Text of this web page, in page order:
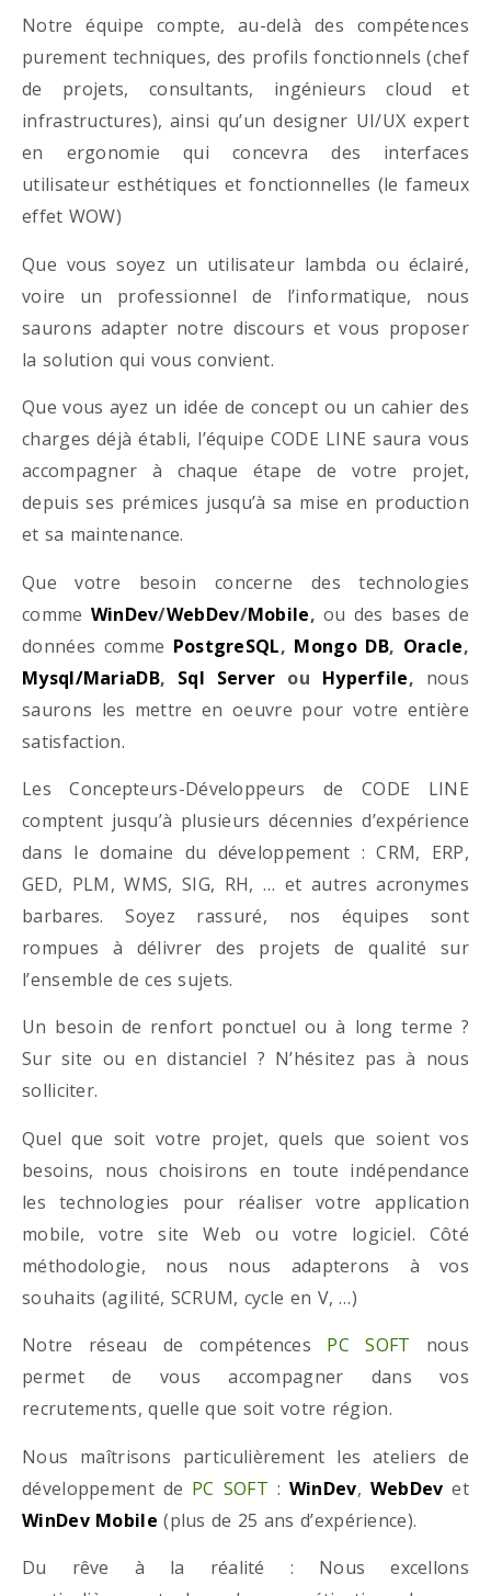
Notre équipe compte, au-delà des compétences
purement techniques, des profils fonctionnels (chef
de projets, consultants, ingénieurs cloud et
infrastructures), ainsi qu’un designer UI/UX expert
en ergonomie qui concevra des interfaces
utilisateur esthétiques et fonctionnelles (le fameux
effet WOW)
Que vous soyez un utilisateur lambda ou éclairé,
voire un professionnel de l’informatique, nous
saurons adapter notre discours et vous proposer
la solution qui vous convient.
Que vous ayez un idée de concept ou un cahier des
charges déjà établi, l’équipe CODE LINE saura vous
accompagner à chaque étape de votre projet,
depuis ses prémices jusqu’à sa mise en production
et sa maintenance.
Que votre besoin concerne des technologies
comme WinDev/WebDev/Mobile, ou des bases de
données comme PostgreSQL, Mongo DB, Oracle,
Mysql/MariaDB, Sql Server ou Hyperfile, nous
saurons les mettre en oeuvre pour votre entière
satisfaction.
Les Concepteurs-Développeurs de CODE LINE
comptent jusqu’à plusieurs décennies d’expérience
dans le domaine du développement : CRM, ERP,
GED, PLM, WMS, SIG, RH, … et autres acronymes
barbares. Soyez rassuré, nos équipes sont
rompues à délivrer des projets de qualité sur
l’ensemble de ces sujets.
Un besoin de renfort ponctuel ou à long terme ?
Sur site ou en distanciel ? N’hésitez pas à nous
solliciter.
Quel que soit votre projet, quels que soient vos
besoins, nous choisirons en toute indépendance
les technologies pour réaliser votre application
mobile, votre site Web ou votre logiciel. Côté
méthodologie, nous nous adapterons à vos
souhaits (agilité, SCRUM, cycle en V, …)
Notre réseau de compétences PC SOFT nous
permet de vous accompagner dans vos
recrutements, quelle que soit votre région.
Nous maîtrisons particulièrement les ateliers de
développement de PC SOFT : WinDev, WebDev et
WinDev Mobile (plus de 25 ans d’expérience).
Du rêve à la réalité : Nous excellons